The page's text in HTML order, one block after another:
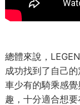
總體來說，
成功找到了自己
車少有的騎乘感
趣，十分適合想